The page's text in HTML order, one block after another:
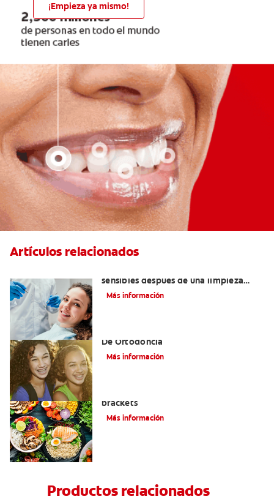
¡Empieza ya mismo!
Artículos relacionados
sensibles después de una limpieza
dental?
Más información
De Ortodoncia
Más información
brackets
Más información
Productos relacionados